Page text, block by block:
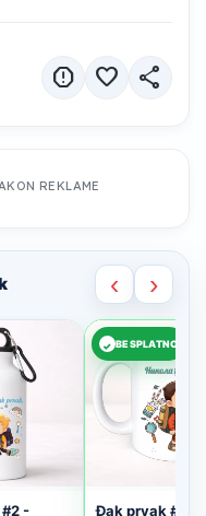
report favorite share
REKLAME